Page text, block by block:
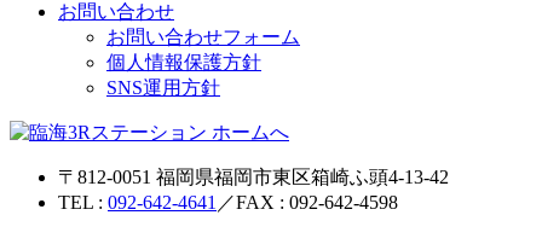
お問い合わせ
お問い合わせフォーム
個人情報保護方針
SNS運用方針
〒812-0051 福岡県福岡市東区箱崎ふ頭4-13-42
TEL : 092-642-4641 ／FAX : 092-642-4598